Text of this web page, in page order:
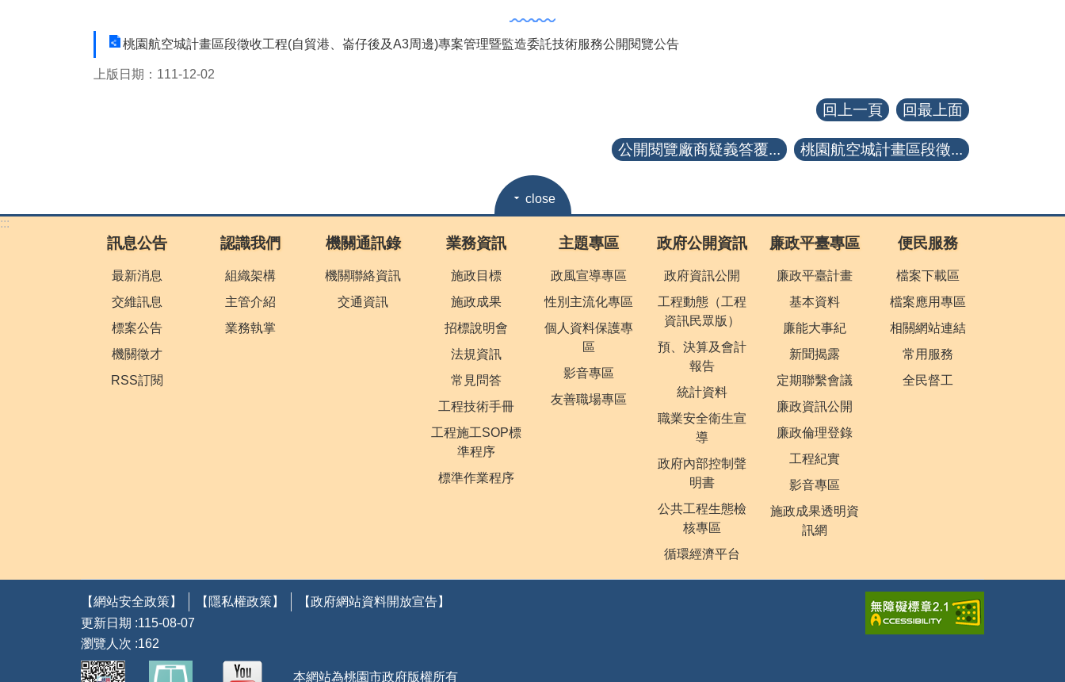
桃園航空城計畫區段徵收工程(自貿港、崙仔後及A3周邊)專案管理暨監造委託技術服務公開閱覽公告
上版日期：111-12-02
回上一頁 回最上面
公開閱覽廠商疑義答覆... 桃園航空城計畫區段徵...
close
:::
訊息公告
最新消息
交維訊息
標案公告
機關徵才
RSS訂閱
認識我們
組織架構
主管介紹
業務執掌
機關通訊錄
機關聯絡資訊
交通資訊
業務資訊
施政目標
施政成果
招標說明會
法規資訊
常見問答
工程技術手冊
工程施工SOP標
準程序
標準作業程序
主題專區
政風宣導專區
性別主流化專區
個人資料保護專
區
影音專區
友善職場專區
政府公開資訊
政府資訊公開
工程動態（工程
資訊民眾版）
預、決算及會計
報告
統計資料
職業安全衛生宣
導
政府內部控制聲
明書
公共工程生態檢
核專區
循環經濟平台
廉政平臺專區
廉政平臺計畫
基本資料
廉能大事紀
新聞揭露
定期聯繫會議
廉政資訊公開
廉政倫理登錄
工程紀實
影音專區
施政成果透明資
訊網
便民服務
檔案下載區
檔案應用專區
相關網站連結
常用服務
全民督工
【網站安全政策】 【隱私權政策】
【政府網站資料開放宣告】
更新日期
115-08-07
瀏覽人次 162
本網站為桃園市政府版權所有